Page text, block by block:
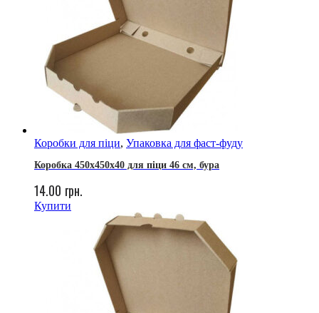
Коробки для піци, Упаковка для фаст-фуду
Коробка 450х450х40 для піци 46 см, бура
14.00 грн.
Купити